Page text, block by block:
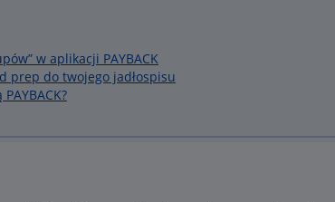
w aplikacji PAYBACK
prep do twojego jadłospisu